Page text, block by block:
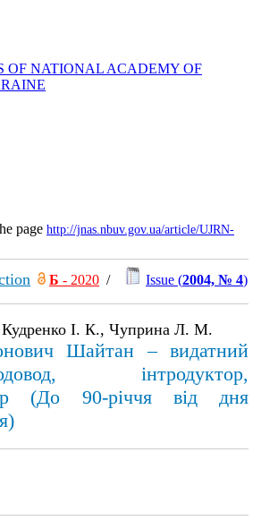
OF NATIONAL ACADEMY OF
page http://jnas.nbuv.gov.ua/article/UJRN-
Б - 2020 / Issue (2004, № 4)
І. К., Чуприна Л. М.
Шайтан – видатний
інтродуктор,
(До 90-річчя від дня